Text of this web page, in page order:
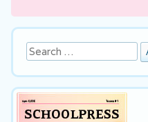
Αναζήτηση